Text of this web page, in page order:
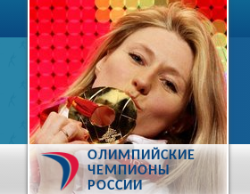
ОЛИМПИЙСКИЕ
ЧЕМПИОНЫ
РОССИИ